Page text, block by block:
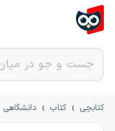
کتابچی › کتاب › دانشگاهی